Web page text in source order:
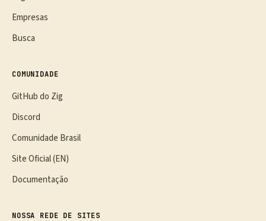
Empresas
Busca
COMUNIDADE
GitHub do Zig
Discord
Comunidade Brasil
Site Oficial (EN)
Documentação
NOSSA REDE DE SITES